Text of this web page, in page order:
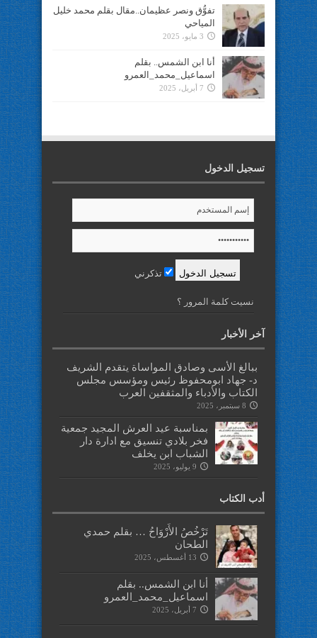
تفوُّق ونصر عظيمان..مقال بقلم محمد خليل
المياحي
3 مايو، 2025
أنا ابن الشمس.. بقلم
اسماعيل_محمد_العمرو
7 أبريل، 2025
تسجيل الدخول
تذكرني
نسيت كلمة المرور ؟
آخر الأخبار
ببالغ الأسى وصادق المواساة يتقدم الشريف
د- جهاد ابومحفوظ رئيس ومؤسس مجلس
الكتاب والأدباء والمثقفين العرب
8 سبتمبر، 2025
بمناسبة عيد العرش المجيد جمعية
فخر بلادي تنسيق مع ادارة دار
الشباب ابن يخلف
9 يوليو، 2025
أدب الكتاب
تَرْخُصُ الأَرْوَاحُ … بقلم حمدي
الطحان
13 أغسطس، 2025
أنا ابن الشمس.. بقلم
اسماعيل_محمد_العمرو
7 أبريل، 2025